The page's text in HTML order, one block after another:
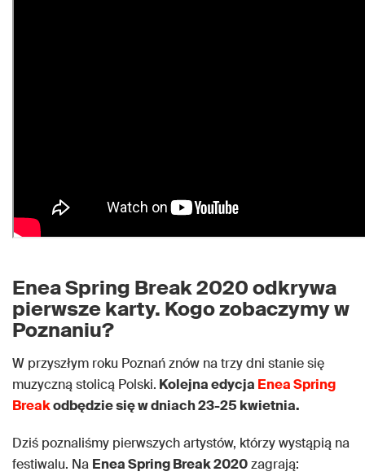
Enea Spring Break 2020 odkrywa
pierwsze karty. Kogo zobaczymy w
Poznaniu?
W przyszłym roku Poznań znów na trzy dni stanie się
muzyczną stolicą Polski. Kolejna edycja Enea Spring
Breakodbędzie się w dniach 23-25 kwietnia.
Dziś poznaliśmy pierwszych artystów, którzy wystąpią na
festiwalu. Na Enea Spring Break 2020zagrają: